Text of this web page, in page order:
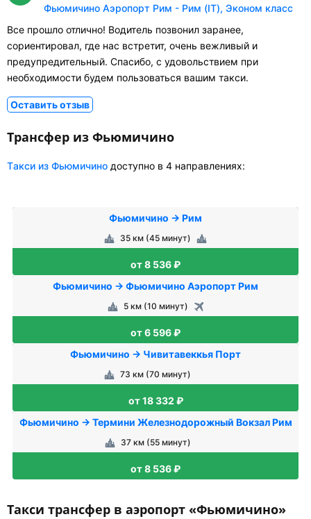
Фьюмичино Аэропорт Рим - Рим (IT), Эконом класс
Все прошло отлично! Водитель позвонил заранее,
сориентировал, где нас встретит, очень вежливый и
предупредительный. Спасибо, с удовольствием при
необходимости будем пользоваться вашим такси.
Оставить отзыв
Трансфер из Фьюмичино
Tакси из Фьюмичино доступно в 4 направлениях:
Фьюмичино → Рим
35 км (45 минут)
от 8 536 ₽
Фьюмичино → Фьюмичино Аэропорт Рим
5 км (10 минут)
от 6 596 ₽
Фьюмичино → Чивитавеккья Порт
73 км (70 минут)
от 18 332 ₽
Фьюмичино → Термини Железнодорожный Вокзал Рим
37 км (55 минут)
от 8 536 ₽
Такси трансфер в аэропорт «Фьюмичино»